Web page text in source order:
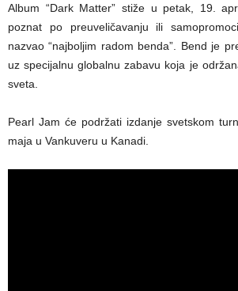
Album “Dark Matter” stiže u petak, 19.
poznat po preuveličavanju ili
nazvao “najboljim radom benda”. Bend je
uz specijalnu globalnu zabavu koja je
sveta.
Pearl Jam će podržati izdanje svetskom
maja u Vankuveru u Kanadi.